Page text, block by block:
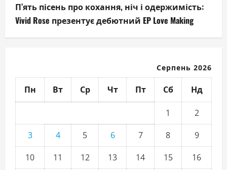
П’ять пісень про кохання, ніч і одержимість:
Vivid Rose презентує дебютний EP Love Making
Серпень 2026
Пн Вт Ср Чт Пт Сб Нд
1
2
3
4 5 6 7 8
9
10
11 12 13 14 15
16